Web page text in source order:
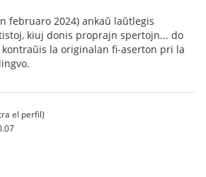
februaro 2024) ankaŭ laŭtlegis
kiuj donis proprajn spertojn... do
la originalan fi-aserton pri la
el perfil)